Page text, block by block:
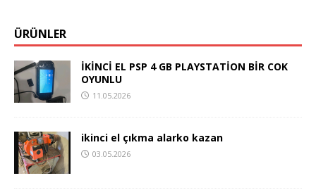
ÜRÜNLER
İKİNCİ EL PSP 4 GB PLAYSTATİON BİR COK
OYUNLU
11.05.2026
ikinci el çıkma alarko kazan
03.05.2026